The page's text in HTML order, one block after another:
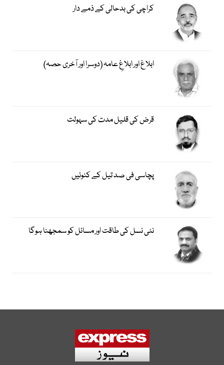
کراچی کی بدحالی کے ذمے دار
ابلاغ اور ابلاغِ عامہ (دوسرا اور آخری حصہ)
قرض کی قلیل مدت کی سہولت
پچاسی فی صد تیل کے کنوئیں
نئی نسل کی طاقت اور مسائل کو سمجھنا ہوگا